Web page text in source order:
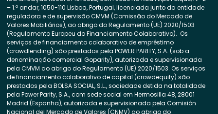
– 1.º andar, 1050-110 Lisboa, Portugal, licenciada junto da entidade
reguladora e de supervisão CMVM (Comissão do Mercado de
Valores Mobiliários), ao abrigo do Regulamento (UE) 2020/1503
(Regulamento Europeu do Financiamento Colaborativo). Os
serviços de financiamento colaborativo de empréstimo
(crowdlending) são prestados pela POWER PARITY, S.A. (sob a
denominação comercial Goparity), autorizada e supervisionada
pela CMVM ao abrigo do Regulamento (UE) 2020/1503. Os serviços
de financiamento colaborativo de capital (crowdequity) são
prestados pela BOLSA SOCIAL, S.L., sociedade detida na totalidade
pela Power Parity, S.A., com sede social em Hermosilla 48, 28001
Madrid (Espanha), autorizada e supervisionada pela Comisión
Nacional del Mercado de Valores (CNMV) ao abrigo do